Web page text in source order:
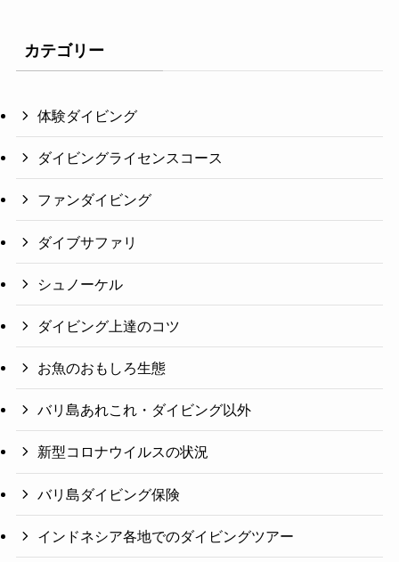
カテゴリー
体験ダイビング
ダイビングライセンスコース
ファンダイビング
ダイブサファリ
シュノーケル
ダイビング上達のコツ
お魚のおもしろ生態
バリ島あれこれ・ダイビング以外
新型コロナウイルスの状況
バリ島ダイビング保険
インドネシア各地でのダイビングツアー